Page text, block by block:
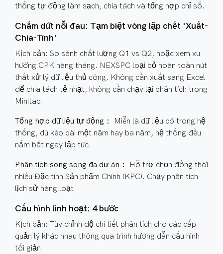
thống tự động làm sạch, chia tách và tổng hợp chỉ số.
Chấm dứt nỗi đau: Tạm biệt vòng lặp chết 'Xuất-
Chia-Tính'
Kịch bản: So sánh chất lượng Q1 vs Q2, hoặc xem xu
hướng CPK hàng tháng. NEXSPC loại bỏ hoàn toàn nút
thắt xử lý dữ liệu thủ công. Không cần xuất sang Excel
để chia tách tẻ nhạt, không cần chạy lại phân tích trong
Minitab.
Tổng hợp dữ liệu tự động：
Miễn là dữ liệu có trong hệ
thống, dù kéo dài một năm hay ba năm, hệ thống đều
nắm bắt ngay lập tức.
Phân tích song song đa dự án：
Hỗ trợ chọn đồng thời
nhiều Đặc tính Sản phẩm Chính (KPC). Chạy phân tích
lịch sử hàng loạt.
Cấu hình linh hoạt: 4 bước
Kịch bản: Tùy chỉnh độ chi tiết phân tích cho các cấp
quản lý khác nhau thông qua trình hướng dẫn cấu hình
tối giản.